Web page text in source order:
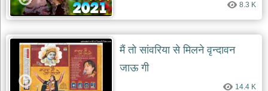
8.3 K
मैं तो सांवरिया से मिलने वृन्दावन
जाऊ गी
14.4 K